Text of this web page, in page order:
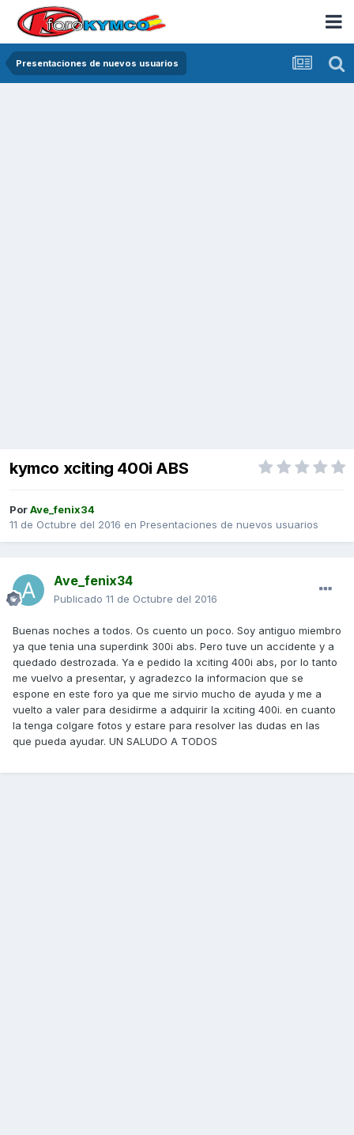
Presentaciones de nuevos usuarios
kymco xciting 400i ABS
PorAve_fenix34
11 de Octubre del 2016 en Presentaciones de nuevos usuarios
Ave_fenix34
Publicado 11 de Octubre del 2016
Buenas noches a todos. Os cuento un poco. Soy antiguo miembro
ya que tenia una superdink 300i abs. Pero tuve un accidente y a
quedado destrozada. Ya e pedido la xciting 400i abs, por lo tanto
me vuelvo a presentar, y agradezco la informacion que se
espone en este foro ya que me sirvio mucho de ayuda y me a
vuelto a valer para desidirme a adquirir la xciting 400i. en cuanto
la tenga colgare fotos y estare para resolver las dudas en las
que pueda ayudar. UN SALUDO A TODOS